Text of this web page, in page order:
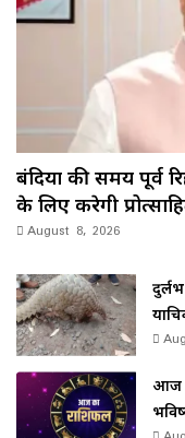
बंदियों की समय पूर्व
के लिए करेगी
August 8, 2026
आज